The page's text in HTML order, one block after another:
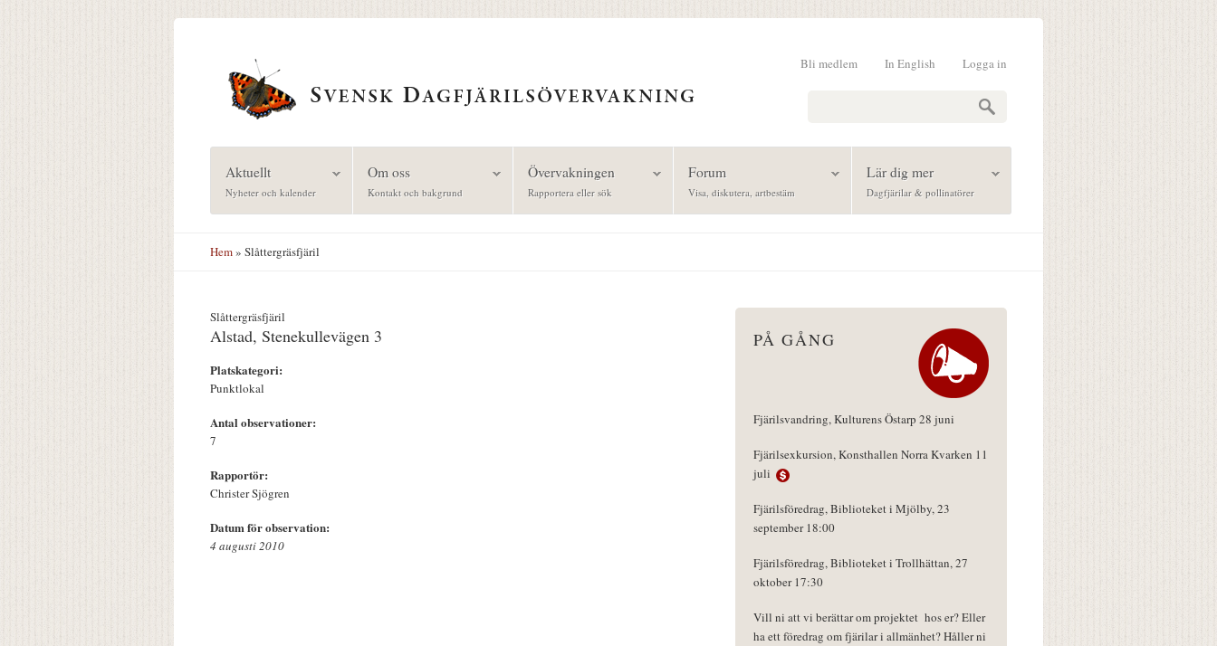
Logga in
In English
Bli medlem
Aktuellt
Nyheter och kalender
Om oss
Kontakt och bakgrund
Övervakningen
Rapportera eller sök
Forum
Visa, diskutera, artbestäm
Lär dig mer
Dagfjärilar & pollinatörer
Hem» Slåttergräsfjäril
Slåttergräsfjäril
Alstad, Stenekullevägen 3
Platskategori:
Punktlokal
Antal observationer:
7
Rapportör:
Christer Sjögren
Datum för observation:
4 augusti 2010
PÅ GÅNG
Fjärilsvandring, Kulturens Östarp 28 juni
Fjärilsexkursion, Konsthallen Norra Kvarken 11
juli
Fjärilsföredrag, Biblioteket i Mjölby, 23
september 18:00
Fjärilsföredrag, Biblioteket i Trollhättan, 27
oktober 17:30
Vill ni att vi berättar om projektet hos er? Eller
ha ett föredrag om fjärilar i allmänhet? Håller ni